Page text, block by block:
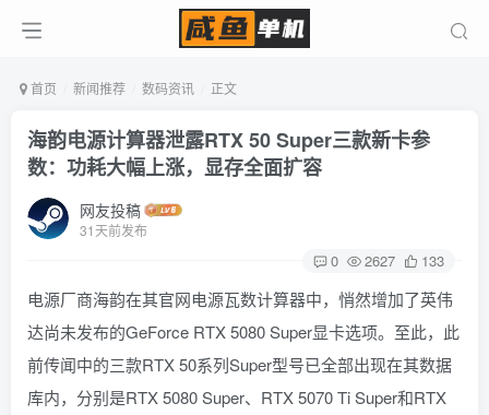
首页 新闻推荐 数码资讯 正文
海韵电源计算器泄露RTX 50 Super三款新卡参
数：功耗大幅上涨，显存全面扩容
网友投稿
31天前发布
0 2627 133
电源厂商海韵在其官网电源瓦数计算器中，悄然增加了英伟
达尚未发布的GeForce RTX 5080 Super显卡选项。至此，此
前传闻中的三款RTX 50系列Super型号已全部出现在其数据
库内，分别是RTX 5080 Super、RTX 5070 Ti Super和RTX